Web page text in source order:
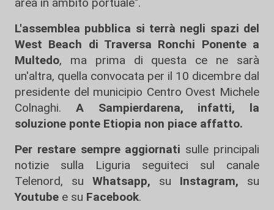
L'assemblea pubblica si terrà negli spazi del
West Beach di Traversa Ronchi Ponente a
Multedo, ma prima di questa ce ne sarà
un'altra, quella convocata per il 10 dicembre dal
presidente del municipio Centro Ovest Michele
Colnaghi. A Sampierdarena, infatti, la
soluzione ponte Etiopia non piace affatto.
Per restare sempre aggiornati sulle principali
notizie sulla Liguria seguiteci sul canale
Telenord, su
Whatsapp, su Instagram, su
Youtube e su Facebook.